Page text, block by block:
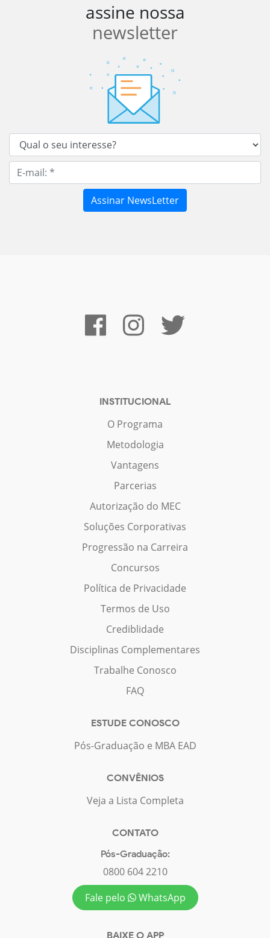
assine nossa
newsletter
INSTITUCIONAL
O Programa
Metodologia
Vantagens
Parcerias
Autorização do MEC
Soluções Corporativas
Progressão na Carreira
Concursos
Política de Privacidade
Termos de Uso
Crediblidade
Disciplinas Complementares
Trabalhe Conosco
FAQ
ESTUDE CONOSCO
Pós-Graduação e MBA EAD
CONVÊNIOS
Veja a Lista Completa
CONTATO
Pós-Graduação:
0800 604 2210
Fale pelo
WhatsApp
BAIXE O APP